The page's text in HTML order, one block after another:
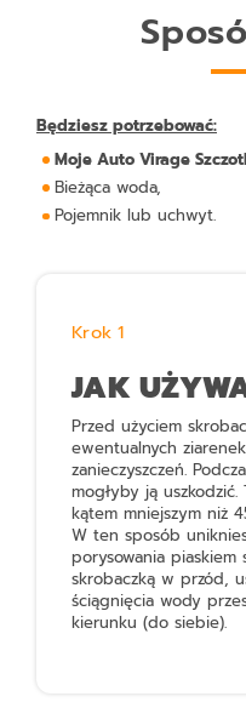
Będziesz potrzebować:
Moje Auto Virage
Bieżąca woda,
Pojemnik lub uchwyt.
Krok 1
JAK
Przed użyciem
ewentualnych
zanieczyszczeń.
mogłyby ją
kątem mniejszym niż
W ten sposób
porysowania piaskiem
skrobaczką w przód,
ściągnięcia wody
kierunku (do siebie).